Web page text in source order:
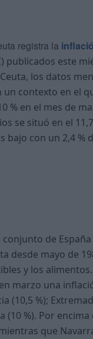
registra la
publicados este
los datos
un contexto en el
% en el mes de
se situó en el
bajo con un 2,4 %
conjunto de
desde mayo de
y los alimentos.
marzo una
(10,5 %);
(10 %). Por encima
que